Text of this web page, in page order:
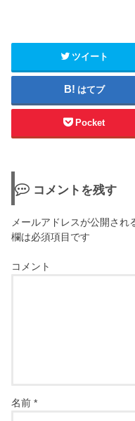
ツイート
はてブ
Pocket
コメントを残す
メールアドレスが公開され
欄は必須項目です
コメント
名前*